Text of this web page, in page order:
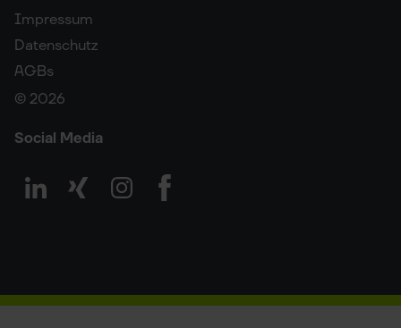
Impressum
Datenschutz
AGBs
© 2026
Social Media